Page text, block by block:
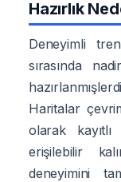
Hazırlık
Deneyimli
sırasında
Haritalar
olarak
erişilebilir
deneyimini